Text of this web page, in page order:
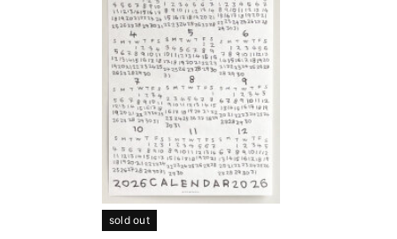
sold out